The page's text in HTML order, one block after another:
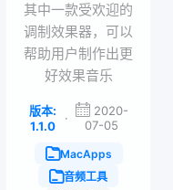
其中一款受欢迎的
调制效果器，可以
帮助用户制作出更
好效果音乐
版本:
1.1.0
·
2020-
07-05
MacApps
音频工具